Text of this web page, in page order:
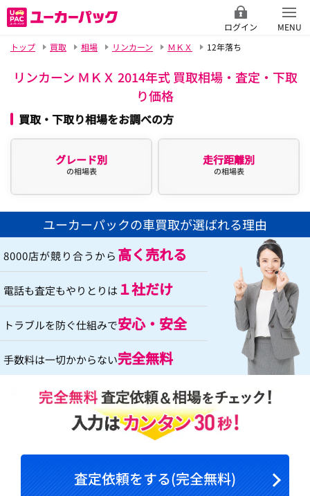
ログイン
MENU
トップ
買取 相場 リンカーン ＭＫＸ 12年落ち
リンカーン ＭＫＸ 2014年式 買取相場・査定・下取
り価格
買取・下取り相場をお調べの方
グレード別
の相場表
走行距離別
の相場表
ユーカーパックの車買取が選ばれる理由
8000店が競り合うから 高く売れる
電話も査定もやりとりは １社だけ
トラブルを防ぐ仕組みで安心・安全
手数料は一切かからない完全無料
査定依頼をする(完全無料)